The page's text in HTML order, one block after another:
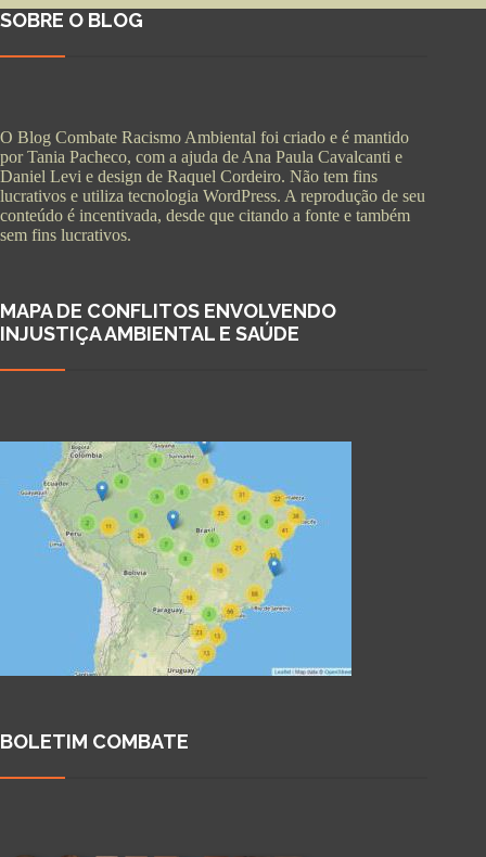
SOBRE O BLOG
O Blog Combate Racismo Ambiental foi criado e é mantido
por Tania Pacheco, com a ajuda de Ana Paula Cavalcanti e
Daniel Levi e design de Raquel Cordeiro. Não tem fins
lucrativos e utiliza tecnologia WordPress. A reprodução de seu
conteúdo é incentivada, desde que citando a fonte e também
sem fins lucrativos.
MAPA DE CONFLITOS ENVOLVENDO
INJUSTIÇA AMBIENTAL E SAÚDE
BOLETIM COMBATE